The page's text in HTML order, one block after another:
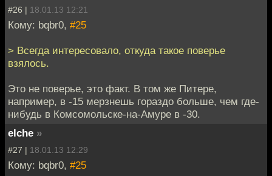
#26 | 18.01.13 12:21
Кому: bqbr0, #25
> Всегда интересовало, откуда такое поверье
взялось.
Это не поверье, это факт. В том же Питере,
например, в -15 мерзнешь гораздо больше, чем где-
нибудь в Комсомольске-на-Амуре в -30.
elche »
#27 | 18.01.13 12:29
Кому: bqbr0, #25